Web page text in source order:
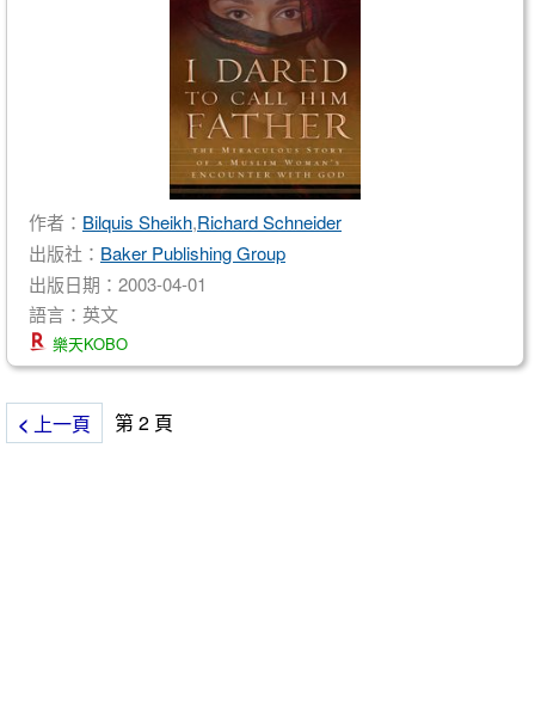
作者： Bilquis Sheikh,Richard Schneider
出版社： Baker Publishing Group
出版日期：2003-04-01
語言：英文
樂天KOBO
< 上一頁 第 2 頁